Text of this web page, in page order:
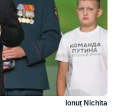
Ionuț Nichita